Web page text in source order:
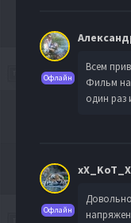
Офлайн
Всем
Фильм
один раз
Офлайн